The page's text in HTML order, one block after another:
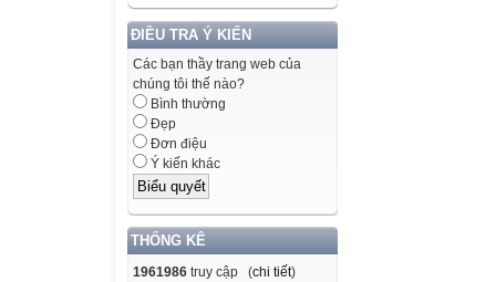
ĐIỀU TRA Ý KIẾN
Các bạn thầy trang web của
chúng tôi thế nào?
Bình thường
Đẹp
Đơn điệu
Ý kiến khác
THỐNG KÊ
1961986 truy cập (chi tiết)